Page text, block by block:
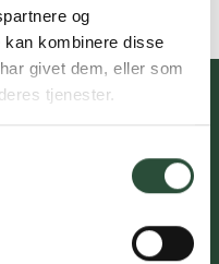
og
kombinere disse
givet dem, eller som
tjenester.
tilmelde dig vores